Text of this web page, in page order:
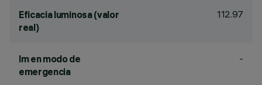
Eficacia luminosa (valor
real)
112.97
lm en modo de
emergencia
-